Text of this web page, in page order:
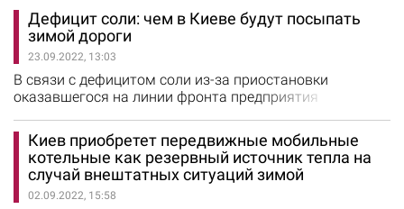
сообщил заместитель председателя КГГА Валентин
Мондриевский. "Зима будет сложной, и в случае
отключений нужно быть готовыми идти на
дистанционку. Однако мы должны держаться", -
отметил Валентин Мондриевский. По его…
Дефицит соли: чем в Киеве будут посыпать
зимой дороги
23.09.2022, 13:03
В связи с дефицитом соли из-за приостановки
оказавшегося на линии фронта предприятия
поставщиков. Об этом сообщили в КК "Киевавтодор".
На предприятии отметили, что предприятие
"Артемсоль" в Донецкой области приостановило свою
работу из-за полномасштабной войны, и не может
поставлять техническую…
Киев приобретет передвижные мобильные
котельные как резервный источник тепла на
случай внештатных ситуаций зимой
02.09.2022, 15:58